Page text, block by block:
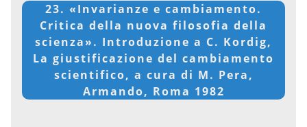
23. «Invarianze e cambiamento.
Critica della nuova filosofia della
scienza». Introduzione a C. Kordig,
La giustificazione del cambiamento
scientifico, a cura di M. Pera,
Armando, Roma 1982